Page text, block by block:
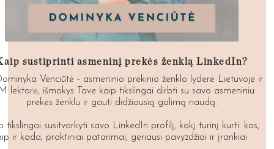
sustiprinti asmeninį prekės ženklą LinkedIn?
Venciūtė - asmeninio prekinio ženklo lyderė Lietuvoje ir
lektorė, išmokys Tave kaip tikslingai dirbti su savo asmeniniu
prekės ženklu ir gauti didžiausią galimą naudą.
tikslingai susitvarkyti savo LinkedIn profilį, kokį turinį kurti: kas,
ir kada, praktiniai patarimai, geriausi pavyzdžiai ir įrankiai .